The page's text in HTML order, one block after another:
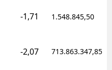
-1,71 1.548.845,50
-2,07 713.863.347,85